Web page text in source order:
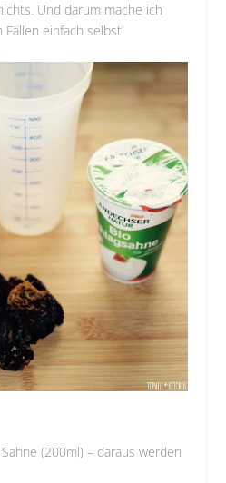
Und darum mache ich
einfach selbst.
(200ml) – daraus werden